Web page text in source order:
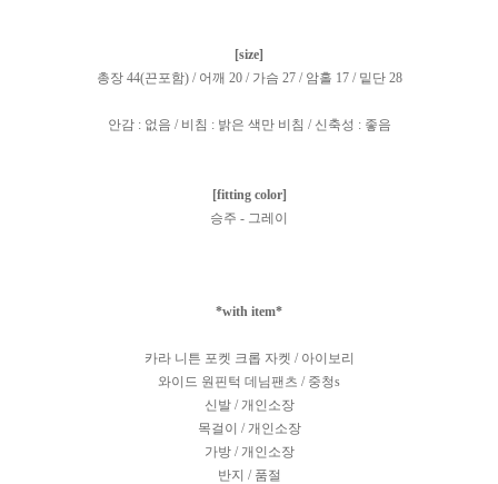
[size]
총장 44(끈포함) / 어깨 20 / 가슴 27 / 암홀 17 / 밑단 28
안감 : 없음 / 비침 : 밝은 색만 비침 / 신축성 : 좋음
[fitting color]
승주 - 그레이
*with item*
카라 니튼 포켓 크롭 자켓 / 아이보리
와이드 원핀턱 데님팬츠 / 중청s
신발 / 개인소장
목걸이 / 개인소장
가방 / 개인소장
반지 / 품절